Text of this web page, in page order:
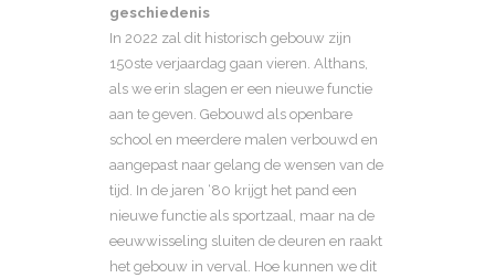
geschiedenis
In 2022 zal dit historisch gebouw zijn
150ste verjaardag gaan vieren. Althans,
als we erin slagen er een nieuwe functie
aan te geven. Gebouwd als openbare
school en meerdere malen verbouwd en
aangepast naar gelang de wensen van de
tijd. In de jaren ‘80 krijgt het pand een
nieuwe functie als sportzaal, maar na de
eeuwwisseling sluiten de deuren en raakt
het gebouw in verval. Hoe kunnen we dit